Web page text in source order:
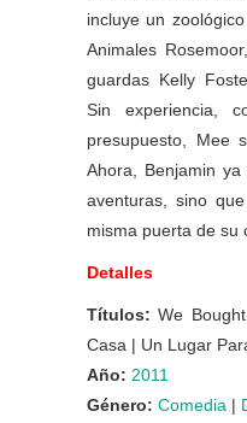
incluye un
Animales
guardas Kelly
Sin experiencia,
presupuesto, Mee
Ahora, Benjamin
aventuras, sino
misma puerta de su
Detalles
Títulos:We
Casa | Un Lugar
Año: 2011
Género: Comedia |